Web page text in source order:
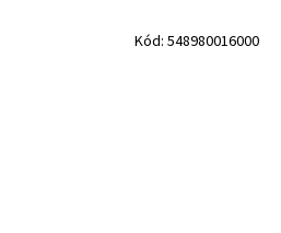
Kód: 548980016000